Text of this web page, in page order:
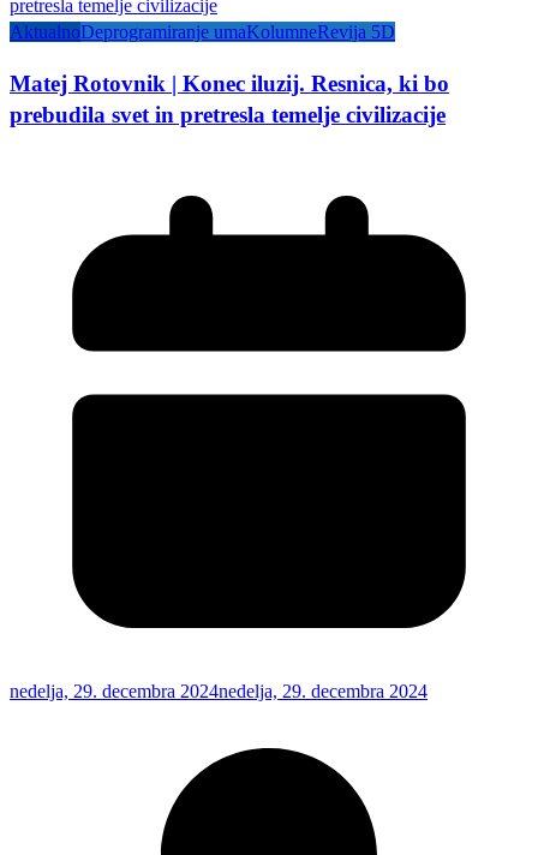
AktualnoDeprogramiranje umaKolumneRevija 5D
Matej Rotovnik | Konec iluzij. Resnica, ki bo
prebudila svet in pretresla temelje civilizacije
nedelja, 29. decembra 2024nedelja, 29. decembra 2024